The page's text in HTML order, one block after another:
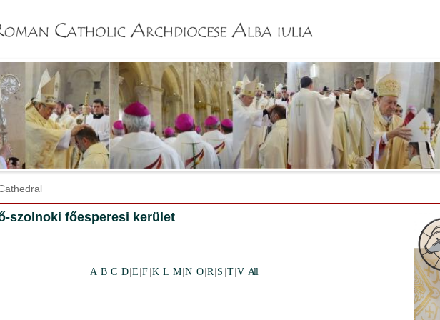
szolnoki főesperesi kerület
A B |C D |E |F K |L M |N O R S T |V All